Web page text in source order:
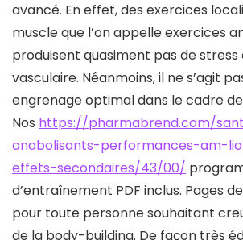
avancé. En effet, des exercices
muscle que l’on appelle exercices
produisent quasiment pas de stress
vasculaire. Néanmoins, il ne s’agit
engrenage optimal dans le cadre
Nos https://pharmabrend.com/
anabolisants-performances-am-
effets-secondaires/43/00/
d’entraînement PDF inclus. Pages
pour toute personne souhaitant
de la body-building. De façon très